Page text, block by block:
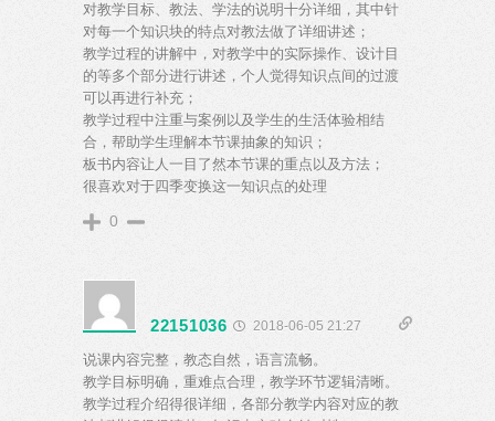
对教学目标、教法、学法的说明十分详细，其中针
对每一个知识块的特点对教法做了详细讲述；
教学过程的讲解中，对教学中的实际操作、设计目
的等多个部分进行讲述，个人觉得知识点间的过渡
可以再进行补充；
教学过程中注重与案例以及学生的生活体验相结
合，帮助学生理解本节课抽象的知识；
板书内容让人一目了然本节课的重点以及方法；
很喜欢对于四季变换这一知识点的处理
0
22151036 2018-06-05 21:27
说课内容完整，教态自然，语言流畅。
教学目标明确，重难点合理，教学环节逻辑清晰。
教学过程介绍得很详细，各部分教学内容对应的教